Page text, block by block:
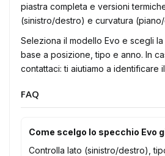
piastra completa e versioni
(sinistro/destro) e curvatura
Seleziona il modello Evo e scegli
base a posizione, tipo e anno. In
contattaci: ti aiutiamo a identificare
FAQ
Come scelgo lo specchio Evo
Controlla lato (sinistro/destro),